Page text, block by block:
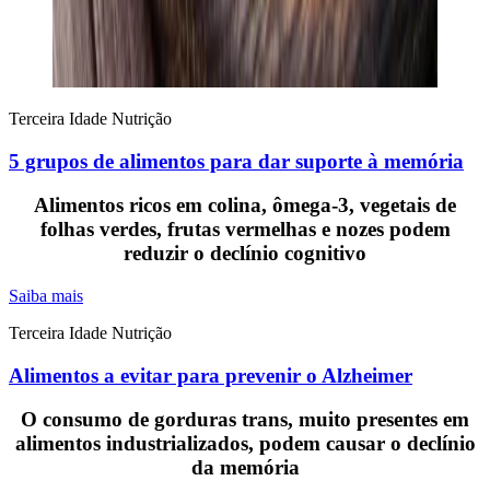
Terceira Idade Nutrição
5 grupos de alimentos para dar suporte à memória
Alimentos ricos em colina, ômega-3, vegetais de
folhas verdes, frutas vermelhas e nozes podem
reduzir o declínio cognitivo
Saiba mais
Terceira Idade Nutrição
Alimentos a evitar para prevenir o Alzheimer
O consumo de gorduras trans, muito presentes em
alimentos industrializados, podem causar o declínio
da memória